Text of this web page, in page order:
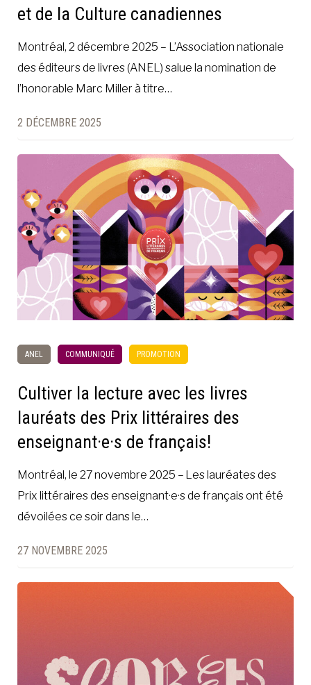
et de la Culture canadiennes
Montréal, 2 décembre 2025 – L’Association nationale
des éditeurs de livres (ANEL) salue la nomination de
l’honorable Marc Miller à titre…
2 DÉCEMBRE 2025
ANEL COMMUNIQUÉ PROMOTION
Cultiver la lecture avec les livres
lauréats des Prix littéraires des
enseignant·e·s de français!
Montréal, le 27 novembre 2025 – Les lauréates des
Prix littéraires des enseignant·e·s de français ont été
dévoilées ce soir dans le…
27 NOVEMBRE 2025